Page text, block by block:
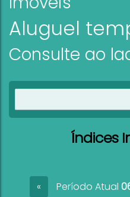
Aluguel
Consulte ao
Índices
« Período Atual